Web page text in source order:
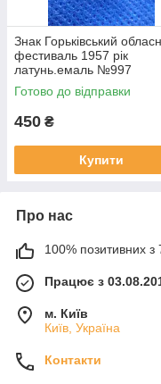
Знак Горьківський
фестиваль 1957 рік
латунь.емаль №997
Готово до відправки
450 ₴
Купити
Про нас
100% позитивних з
Працює з
м. Київ
Київ, Україна
Контакти